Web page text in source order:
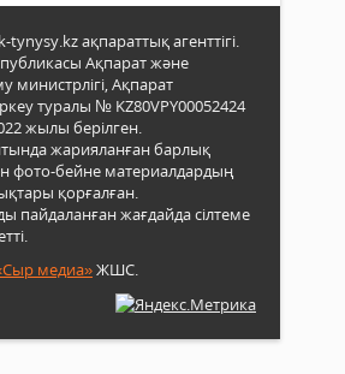
ақпараттық агенттігі.
Ақпарат және
министрлігі, Ақпарат
туралы № KZ80VPY00052424
жылы берілген.
жарияланған барлық
фото-бейне материалдардың
қорғалған.
пайдаланған жағдайда сілтеме
медиа»ЖШС.